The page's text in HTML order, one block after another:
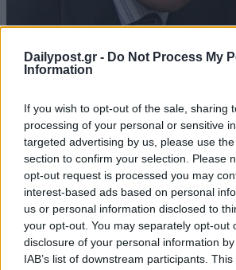
Dailypost.gr - Do Not Process My
Information
If you wish to opt-out of the sale, sharing
processing of your personal or sensitive
targeted advertising by us, please use
section to confirm your selection. Please
opt-out request is processed you may
interest-based ads based on personal
us or personal information disclosed to
your opt-out. You may separately opt-out
disclosure of your personal information
IAB’s list of downstream participants.